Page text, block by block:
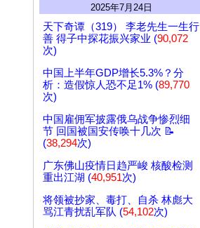
2025年7月24日
天下奇谭（319） 李老先生一生行
善 得子中探花振兴家业 (90,072
次)
中国上半年GDP增长5.3%？分
析：造假惊人恐不足1% (89,770
次)
中国雇佣军披露俄乌战争惨烈细
节 回国被国安传唤十几次 📝
(38,294次)
广东佛山疫情日趋严峻 核酸检测
重出江湖 (40,951次)
将领被抄家、毒打、自杀 林彪大
骂江青扰乱军队 (54,102次)